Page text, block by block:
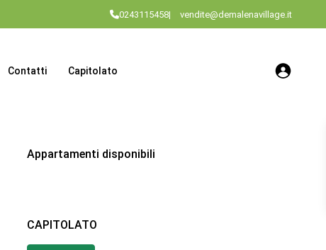
0243115458| vendite@demalenavillage.it
Contatti Capitolato
Appartamenti disponibili
CAPITOLATO